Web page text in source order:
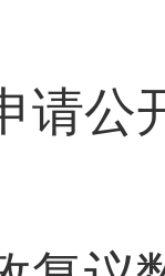
请公